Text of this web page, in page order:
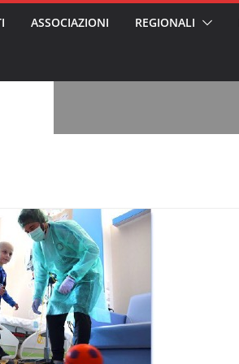
pubblico
sanitari
tutto quello
su
Chi ci perde?
per gli oss?”
ASSOCIAZIONI REGIONALI